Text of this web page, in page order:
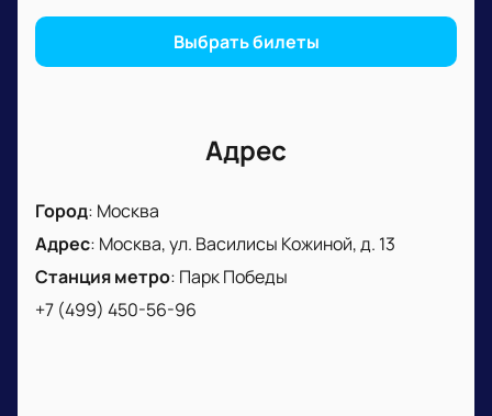
Выбрать билеты
Адрес
Город: Москва
Адрес: Москва, ул. Василисы Кожиной, д. 13
Станция метро: Парк Победы
+7 (499) 450-56-96